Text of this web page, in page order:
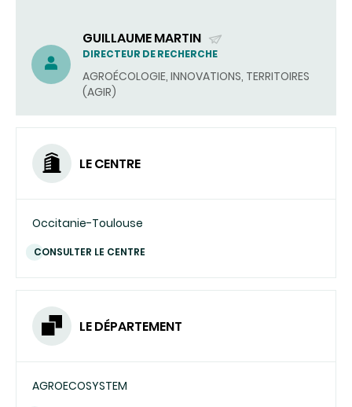
GUILLAUME MARTIN
(ENVOYER
UN
COURRIEL)
DIRECTEUR DE RECHERCHE
AGROÉCOLOGIE, INNOVATIONS, TERRITOIRES
(AGIR)
LE CENTRE
Occitanie-Toulouse
CONSULTER LE CENTRE
LE DÉPARTEMENT
AGROECOSYSTEM